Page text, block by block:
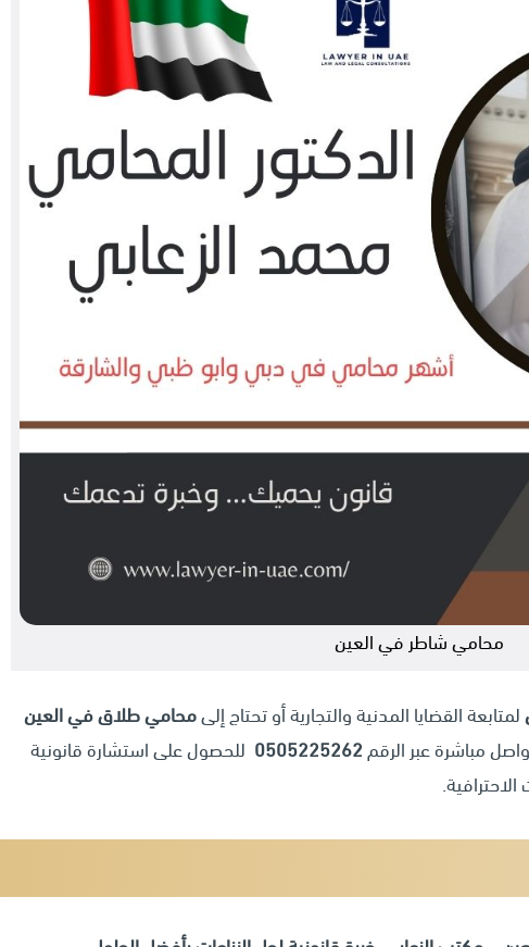
محامي شاطر في العين
لمتابعة القضايا المدنية والتجارية أو تحتاج إلىمحامي طلاق في العين
مباشرة عبر الرقم0505225262 للحصول على استشارة قانونية